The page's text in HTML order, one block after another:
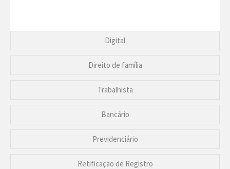
Digital
Direito de família
Trabalhista
Bancário
Previdenciário
Retificação de Registro